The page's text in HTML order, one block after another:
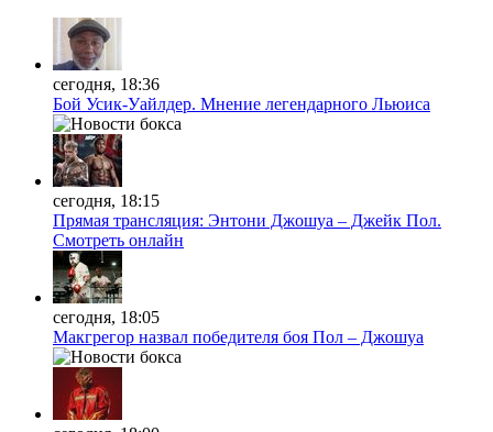
сегодня, 18:36
Бой Усик-Уайлдер. Мнение легендарного Льюиса
сегодня, 18:15
Прямая трансляция: Энтони Джошуа – Джейк Пол.
Смотреть онлайн
сегодня, 18:05
Макгрегор назвал победителя боя Пол – Джошуа